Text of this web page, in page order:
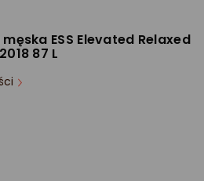
ESS Elevated Relaxed
87 L